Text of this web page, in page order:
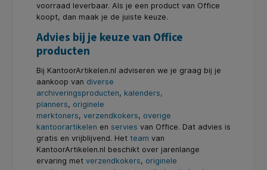
voorraad leverbaar. Als je een product van Office
koopt, dan maak je de juiste keuze.
Advies bij je keuze van Office
producten
Bij KantoorArtikelen.nl adviseren we je graag bij je
aankoop van diverse
archiveringsproducten, kalenders,
planners, originele
merktoners, verzendkokers, overige
kantoorartikelen en servies van Office. Dat advies is
gratis en vrijblijvend. Het team van
KantoorArtikelen.nl beschikt over jarenlange
ervaring met verzendkokers, originele